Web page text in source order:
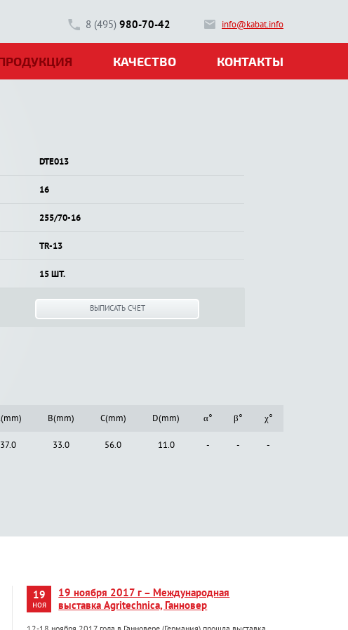
8 (495) 980-70-42 info@kabat.info
КАЧЕСТВО КОНТАКТЫ
DTE013
16
255/70-16
TR-13
15 ШТ.
ВЫПИСАТЬ СЧЕТ
B(mm) C(mm) D(mm) α° β° χ°
37.0 33.0 56.0 11.0 - - -
19
ноя
19 ноября 2017 г – Международная
выставка Agritechnica, Ганновер